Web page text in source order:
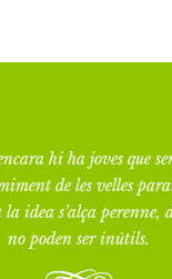
hi ha joves que
de les velles
idea s’alça perenne,
no poden ser inútils.